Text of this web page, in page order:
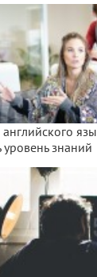
уровень знаний